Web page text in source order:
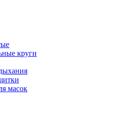
круги
масок